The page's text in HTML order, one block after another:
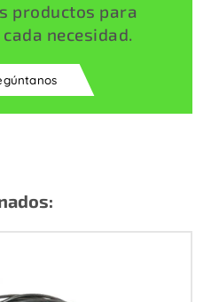
productos para
necesidad.